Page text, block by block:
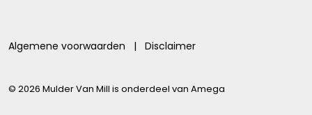
Algemene voorwaarden |Disclaimer
© 2026 Mulder Van Mill is onderdeel van Amega